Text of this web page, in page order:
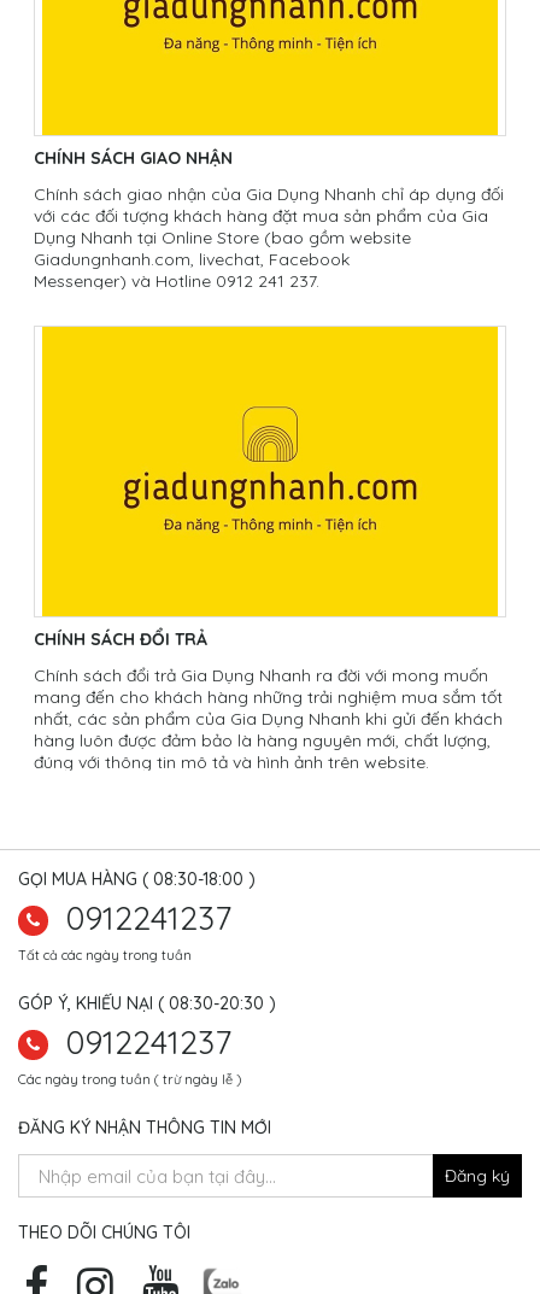
CHÍNH SÁCH GIAO NHẬN
Chính sách giao nhận của Gia Dụng Nhanh chỉ áp dụng đối
với các đối tượng khách hàng đặt mua sản phẩm của Gia
Dụng Nhanh tại Online Store (bao gồm website
Giadungnhanh.com, livechat, Facebook
Messenger) và Hotline 0912 241 237.
CHÍNH SÁCH ĐỔI TRẢ
Chính sách đổi trả Gia Dụng Nhanh ra đời với mong muốn
mang đến cho khách hàng những trải nghiệm mua sắm tốt
nhất, các sản phẩm của Gia Dụng Nhanh khi gửi đến khách
hàng luôn được đảm bảo là hàng nguyên mới, chất lượng,
đúng với thông tin mô tả và hình ảnh trên website.
GỌI MUA HÀNG ( 08:30-18:00 )
0912241237
Tất cả các ngày trong tuần
GÓP Ý, KHIẾU NẠI ( 08:30-20:30 )
0912241237
Các ngày trong tuần ( trừ ngày lễ )
ĐĂNG KÝ NHẬN THÔNG TIN MỚI
Đăng ký
THEO DÕI CHÚNG TÔI